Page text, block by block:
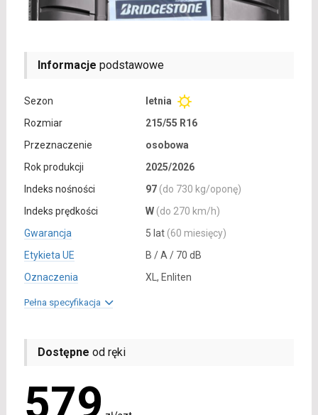
Informacje podstawowe
Sezon
letnia
Rozmiar
215/55 R16
Przeznaczenie
osobowa
Rok produkcji
2025/2026
Indeks nośności
97 (do 730 kg/oponę)
Indeks prędkości
W (do 270 km/h)
Gwarancja
5 lat (60 miesięcy)
Etykieta UE
B / A / 70 dB
Oznaczenia
XL, Enliten
Pełna specyfikacja
Dostępne od ręki
579